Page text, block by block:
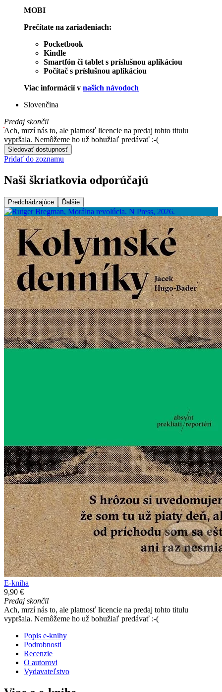
MOBI
Prečítate na zariadeniach:
Pocketbook
Kindle
Smartfón či tablet s príslušnou aplikáciou
Počítač s príslušnou aplikáciou
Viac informácií v našich návodoch
Slovenčina
Predaj skončil
Ach, mrzí nás to, ale platnosť licencie na predaj tohto titulu
vypršala. Nemôžeme ho už bohužiaľ predávať :-(
Sledovať dostupnosť
Pridať do zoznamu
Naši škriatkovia odporúčajú
Predchádzajúce Ďalšie
E-kniha
9,90 €
Predaj skončil
Ach, mrzí nás to, ale platnosť licencie na predaj tohto titulu
vypršala. Nemôžeme ho už bohužiaľ predávať :-(
Popis e-knihy
Podrobnosti
Recenzie
O autorovi
Vydavateľstvo